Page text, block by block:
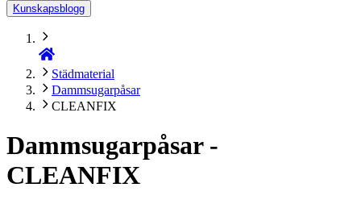
Kunskapsblogg
Städmaterial
Dammsugarpåsar
CLEANFIX
Dammsugarpåsar -
CLEANFIX